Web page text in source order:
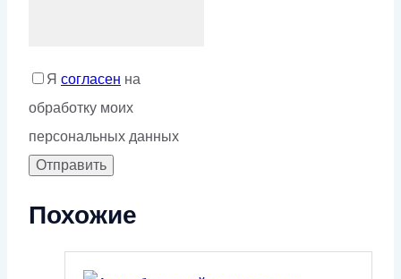
Я согласен на
обработку моих
персональных данных
Похожие